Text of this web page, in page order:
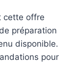
cette offre
préparation
disponible.
pour